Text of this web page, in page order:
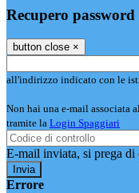
Recupero password
button close ×
all'indirizzo indicato con le
Non hai una e-mail associata
tramite la Login Spaggiari
E-mail inviata, si prega di
Errore